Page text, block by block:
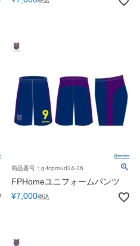
商品番号：g-fcproud14-36
FPHomeユニフォームパンツ
¥7,000税込